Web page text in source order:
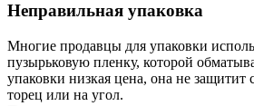
Неправильная упаковка
Многие продавцы для упаковки
пузырьковую пленку, которой
упаковки низкая цена, она не защитит
торец или на угол.